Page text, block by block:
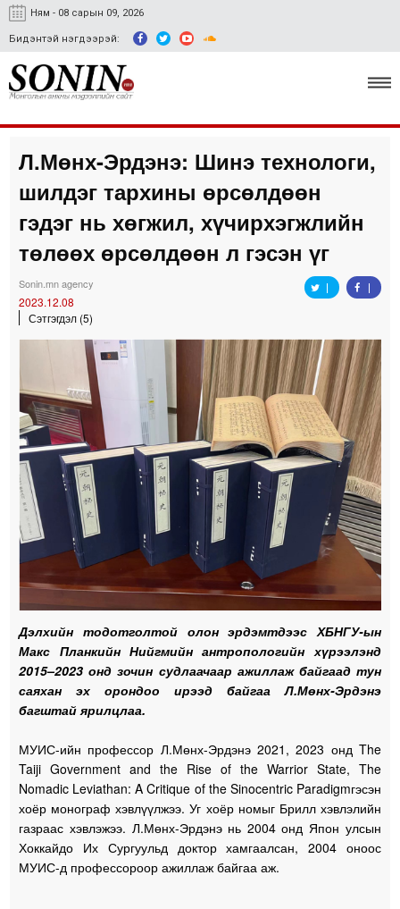
Ням - 08 сарын 09, 2026
Бидэнтэй нэгдээрэй:
Улс төр, эдийн засаг
Гэмт хэрэг
Нийгэм, соёл
Л.Мөнх-Эрдэнэ: Шинэ технологи,
шилдэг тархины өрсөлдөөн
гэдэг нь хөгжил, хүчирхэгжлийн
төлөөх өрсөлдөөн л гэсэн үг
Sonin.mn agency
2023.12.08
Сэтгэгдэл (5)
Дэлхийн тодотголтой олон эрдэмтдээс ХБНГУ-ын
Макс Планкийн Нийгмийн антропологийн хүрээлэнд
2015–2023 онд зочин судлаачаар ажиллаж байгаад тун
саяхан эх орондоо ирээд байгаа Л.Мөнх-Эрдэнэ
багштай ярилцлаа.
МУИС-ийн профессор Л.Мөнх-Эрдэнэ 2021, 2023 онд The
Taiji Government and the Rise of the Warrior State, The
Nomadic Leviathan: A Critique of the Sinocentric Paradigmгэсэн
хоёр монограф хэвлүүлжээ. Уг хоёр номыг Брилл хэвлэлийн
газраас хэвлэжээ. Л.Мөнх-Эрдэнэ нь 2004 онд Япон улсын
Хоккайдо Их Сургуульд доктор хамгаалсан, 2004 оноос
МУИС-д профессороор ажиллаж байгаа аж.